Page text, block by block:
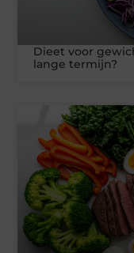
Dieet voor
lange termijn?